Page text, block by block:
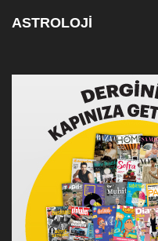
ASTROLOJİ